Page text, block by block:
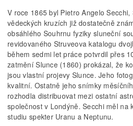
V roce 1865 byl Pietro Angelo
vědeckých kruzích již dostatečně
obsáhlého Souhrnu fyziky sluneční
revidovaného Struveova katalogu
během sedmi let práce potvrdil přes
zatmění Slunce (1860) prokázal, že
jsou vlastní projevy Slunce. Jeho
kvalitní. Ostatně jeho snímky
rozhodla distribuovat mezi ostatní
společnost v Londýně. Secchi měl na
studiu spekter Uranu a Neptunu.